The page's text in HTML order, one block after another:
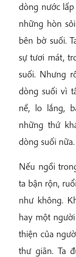
dòng nước
những hòn
bên bờ suối.
sự tươi mát,
suối. Nhưng
dòng suối vì
nề, lo lắng,
những thứ
dòng suối nữa.
Nếu ngồi
ta bận rộn,
như không.
hay một
thiện của
thư giãn. Ta